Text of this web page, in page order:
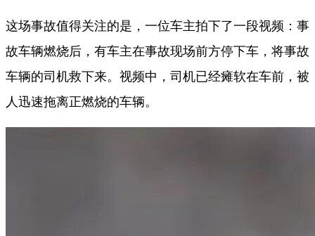
这场事故值得关注的是，一位车主拍下了一段视频：事
故车辆燃烧后，有车主在事故现场前方停下车，将事故
车辆的司机救下来。视频中，司机已经瘫软在车前，被
人迅速拖离正燃烧的车辆。